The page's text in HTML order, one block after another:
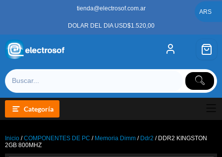
tienda@electrosof.com.ar
DOLAR DEL DIA USD$1.520,00
Categoría
Inicio /COMPONENTES DE PC / Memoria Dimm / Ddr2 / DDR2 KINGSTON
2GB 800MHZ
ARS